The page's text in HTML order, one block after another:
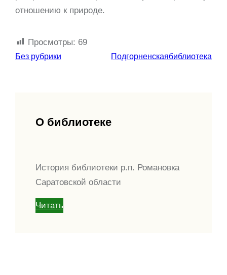
отношению к природе.
Просмотры: 69
Без рубрики Подгорненскаябиблиотека
О библиотеке
История библиотеки р.п. Романовка
Саратовской области
Читать